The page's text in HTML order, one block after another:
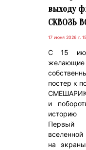
выходу
СКВОЗЬ
17 июня 2026 г.
С 15
постер к
и
Первый
на